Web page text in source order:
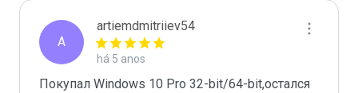
A
artiemdmitriiev54
há 5 anos
Покупал Windows 10 Pro 32-bit/64-bit,остался